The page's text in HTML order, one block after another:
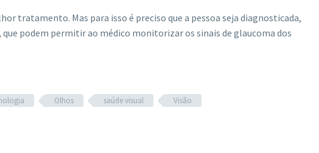
tratamento. Mas para isso é preciso que a pessoa seja diagnosticada,
podem permitir ao médico monitorizar os sinais de glaucoma dos
Olhos saúde visual Visão